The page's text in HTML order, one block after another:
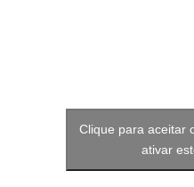
Clique para aceitar
ativar